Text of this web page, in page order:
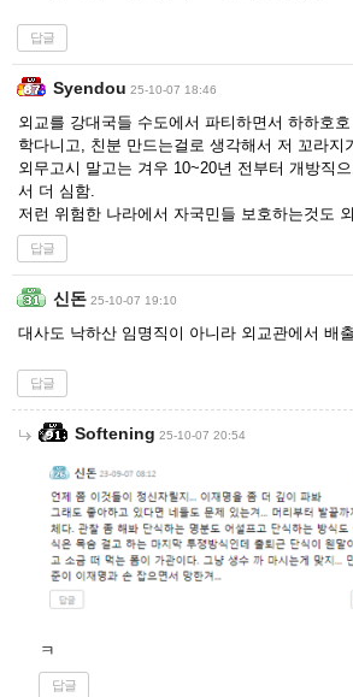
답글
Syendou 25-10-07 18:46
외교를 강대국들 수도에서 파티하면서 하하호
학다니고, 친분 만드는걸로 생각해서 저 꼬라지
외무고시 말고는 겨우 10~20년 전부터 개방직
서 더 심함.
저런 위험한 나라에서 자국민들 보호하는것도
답글
신돈 25-10-07 19:10
대사도 낙하산 임명직이 아니라 외교관에서 배
답글
Softening 25-10-07 20:54
ㅋ
답글